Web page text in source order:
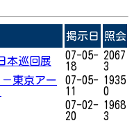
掲示日 照会
本巡回展
07-05-
18
2067
3
東京アー
07-05-
11
1935
0
07-02-
20
1968
3